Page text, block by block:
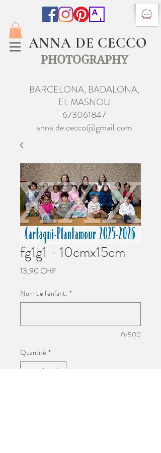
ANNA DE CECCO
PHOTOGRAPHY
BARCELONA, BADALONA,
EL MASNOU
673061847
anna.de.cecco@gmail.com
fg1g1 - 10cmx15cm
13,90 CHFPrix
Nom de l'enfant: *
0/500
Quantité *